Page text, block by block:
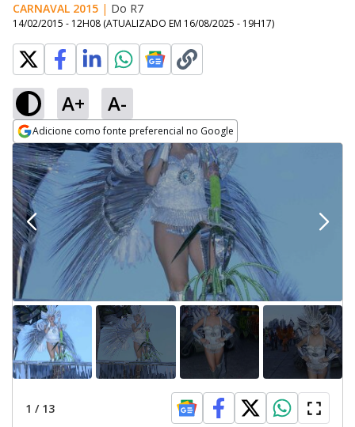
CARNAVAL 2015 | Do R7
14/02/2015 - 12H08 (ATUALIZADO EM 16/08/2025 - 19H17)
A+ A-
Adicione como fonte preferencial no Google
Opens in new window
1 / 13